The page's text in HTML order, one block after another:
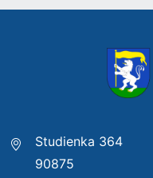
Studienka 364
90875